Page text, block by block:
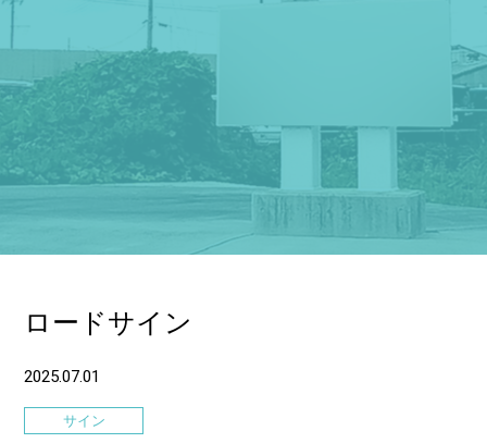
ロードサイン
2025.07.01
サイン